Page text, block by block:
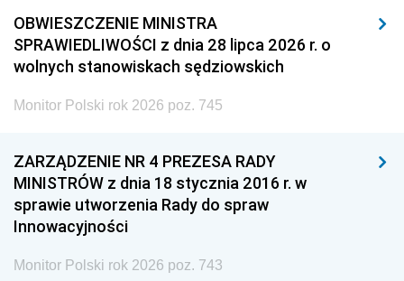
OBWIESZCZENIE MINISTRA
SPRAWIEDLIWOŚCI z dnia 28 lipca 2026 r. o
wolnych stanowiskach sędziowskich
Monitor Polski rok 2026 poz. 745
ZARZĄDZENIE NR 4 PREZESA RADY
MINISTRÓW z dnia 18 stycznia 2016 r. w
sprawie utworzenia Rady do spraw
Innowacyjności
Monitor Polski rok 2026 poz. 743